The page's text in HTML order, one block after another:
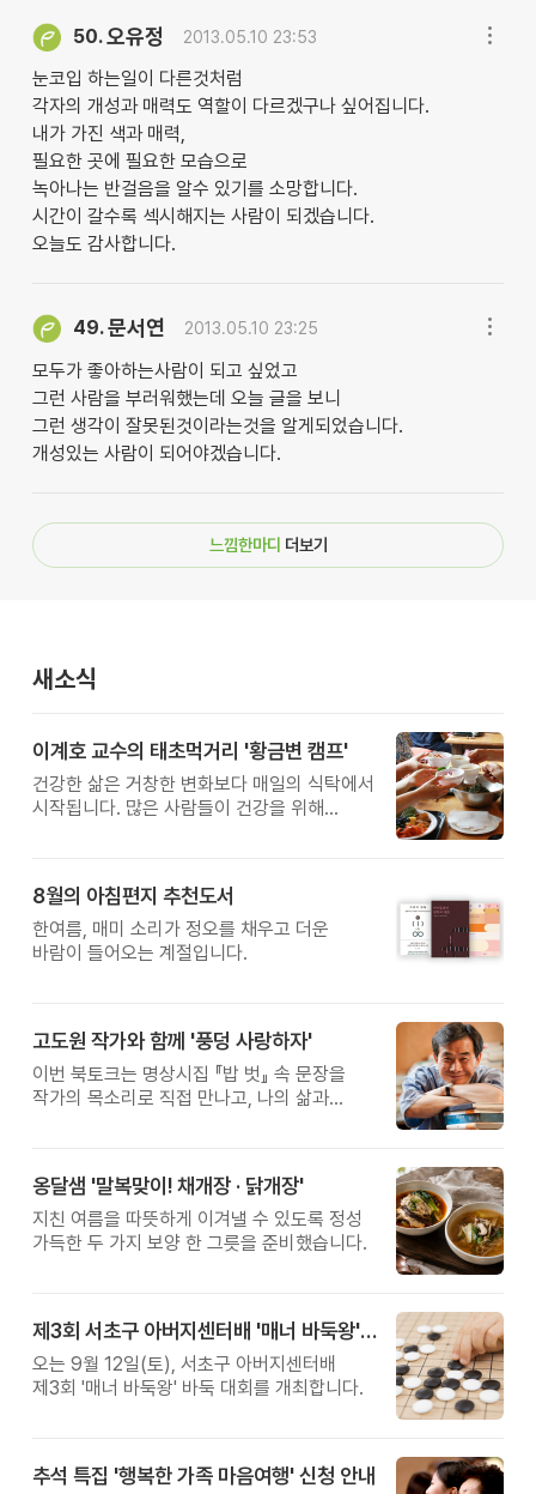
50.오유정 2013.05.10 23:53
눈코입 하는일이 다른것처럼
각자의 개성과 매력도 역할이 다르겠구나 싶어집니다.
내가 가진 색과 매력,
필요한 곳에 필요한 모습으로
녹아나는 반걸음을 알수 있기를 소망합니다.
시간이 갈수록 섹시해지는 사람이 되겠습니다.
오늘도 감사합니다.
49.문서연 2013.05.10 23:25
모두가 좋아하는사람이 되고 싶었고
그런 사람을 부러워했는데 오늘 글을 보니
그런 생각이 잘못된것이라는것을 알게되었습니다.
개성있는 사람이 되어야겠습니다.
느낌한마디 더보기
새소식
이계호 교수의 태초먹거리 '황금변 캠프'
건강한 삶은 거창한 변화보다 매일의 식탁에서
시작됩니다. 많은 사람들이 건강을 위해
받은 이계호 교수와 함께하는 태초먹거리
황금변 캠프
8월의 아침편지 추천도서
한여름, 매미 소리가 정오를 채우고 더운
바람이 들어오는 계절입니다.
고도원 작가와 함께 '풍덩 사랑하자'
이번 북토크는 명상시집 『밥 벗』 속 문장을
작가의 목소리로 직접 만나고, 나의 삶과
옹달샘 '말복맞이! 채개장 · 닭개장'
지친 여름을 따뜻하게 이겨낼 수 있도록 정성
가득한 두 가지 보양 한 그릇을 준비했습니다.
제3회 서초구 아버지센터배 '매너 바둑왕' 대회
오는 9월 12일(토), 서초구 아버지센터배
제3회 '매너 바둑왕' 바둑 대회를 개최합니다.
추석 특집 '행복한 가족 마음여행' 신청 안내